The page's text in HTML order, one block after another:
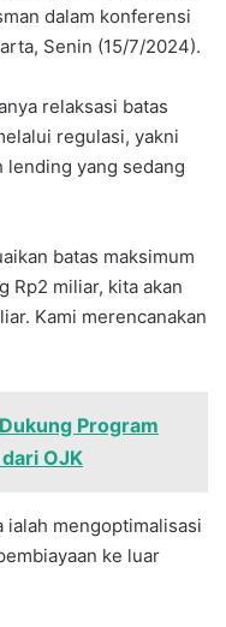
dalam konferensi
Senin (15/7/2024).
relaksasi batas
regulasi, yakni
lending yang sedang
batas maksimum
Rp2 miliar, kita akan
Kami merencanakan
Program
OJK
ialah mengoptimalisasi
ke luar